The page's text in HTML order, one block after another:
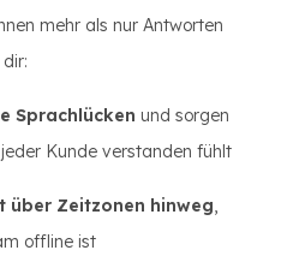
mehr als nur Antworten
Sprachlücken und sorgen
Kunde verstanden fühlt
über Zeitzonen hinweg,
offline ist